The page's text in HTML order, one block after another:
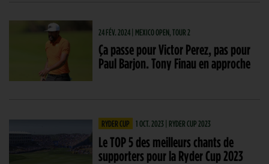
24 FÉV. 2024 | MEXICO OPEN, TOUR 2
Ça passe pour Victor Perez, pas pour
Paul Barjon. Tony Finau en approche
RYDER CUP 1 OCT. 2023 | RYDER CUP 2023
Le TOP 5 des meilleurs chants de
supporters pour la Ryder Cup 2023